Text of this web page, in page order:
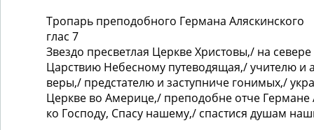
Тропарь преподобного Германа Аляскинского
глас 7
Звездо пресветлая Церкве Христовы,/ на
Царствию Небесному путеводящая,/ учителю и
веры,/ предстателю и заступниче гонимых,/
Церкве во Америце,/ преподобне отче Германе
ко Господу, Спасу нашему,/ спастися душам